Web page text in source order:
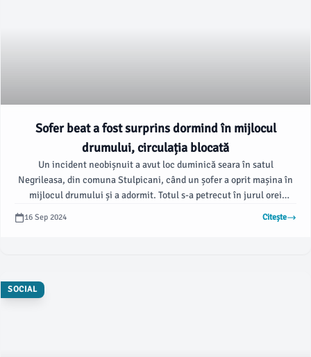
Sofer beat a fost surprins dormind în mijlocul
drumului, circulația blocată
Un incident neobișnuit a avut loc duminică seara în satul
Negrileasa, din comuna Stulpicani, când un șofer a oprit mașina în
mijlocul drumului și a adormit. Totul s-a petrecut în jurul orei
19:30, în timp ce polițiștii efecţuau patrularea pe drumul DC31, în
16 Sep 2024 Citește
SOCIAL